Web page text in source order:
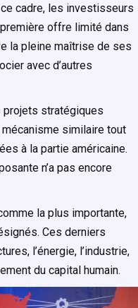
cadre, les investisseurs
offre limité dans
la pleine maîtrise de ses
avec d’autres
projets stratégiques
similaire tout
à la partie américaine.
n’a pas encore
la plus importante,
Ces derniers
l’énergie, l’industrie,
du capital humain.